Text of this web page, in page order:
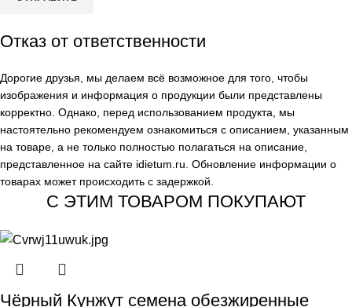
Отказ от ответственности
Дорогие друзья, мы делаем всё возможное для того, чтобы
изображения и информация о продукции были представлены
корректно. Однако, перед использованием продукта, мы
настоятельно рекомендуем ознакомиться с описанием, указанным
на товаре, а не только полностью полагаться на описание,
представленное на сайте idietum.ru . Обновление информации о
товарах может происходить с задержкой.
С ЭТИМ ТОВАРОМ ПОКУПАЮТ
Чёрный Кунжут семена обезжиренные